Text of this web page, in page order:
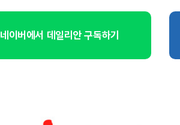
네이버에서 데일리안 구독하기